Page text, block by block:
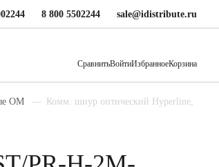
8 800 5502244 sale@idistribute.ru
СравнитьВойтиИзбранноеКорзина
ОМ
Комм. шнур оптический Hyperline,